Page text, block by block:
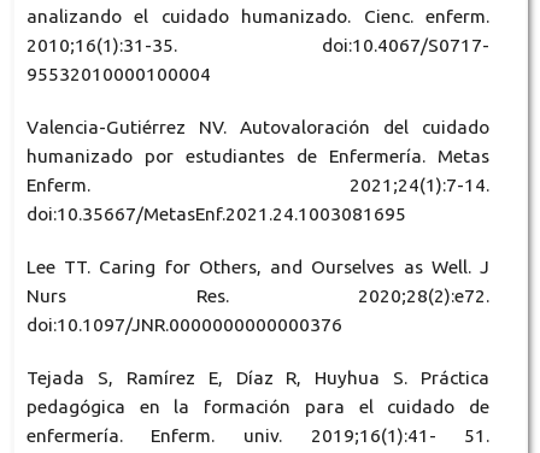
analizando el cuidado humanizado. Cienc. enferm.
2010;16(1):31-35. doi:10.4067/S0717-
95532010000100004
Valencia-Gutiérrez NV. Autovaloración del cuidado
humanizado por estudiantes de Enfermería. Metas
Enferm. 2021;24(1):7-14.
doi:10.35667/MetasEnf.2021.24.1003081695
Lee TT. Caring for Others, and Ourselves as Well. J
Nurs Res. 2020;28(2):e72.
doi:10.1097/JNR.0000000000000376
Tejada S, Ramírez E, Díaz R, Huyhua S. Práctica
pedagógica en la formación para el cuidado de
enfermería. Enferm. univ. 2019;16(1):41- 51.